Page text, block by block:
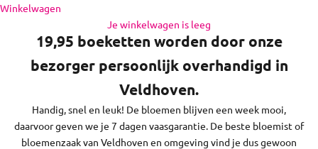
Naar inhoud
Winkelwagen
Je winkelwagen is leeg
de regio daaromheen, op zon- en feestdagen bezorgen we
niet.
19,95 boeketten worden door onze
bezorger persoonlijk overhandigd in
Veldhoven.
Handig, snel en leuk! De bloemen blijven een week mooi,
daarvoor geven we je 7 dagen vaasgarantie. De beste bloemist of
bloemenzaak van Veldhoven en omgeving vind je dus gewoon